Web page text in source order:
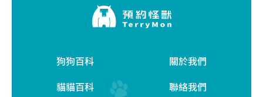
狗狗百科
貓貓百科
關於我們
聯絡我們